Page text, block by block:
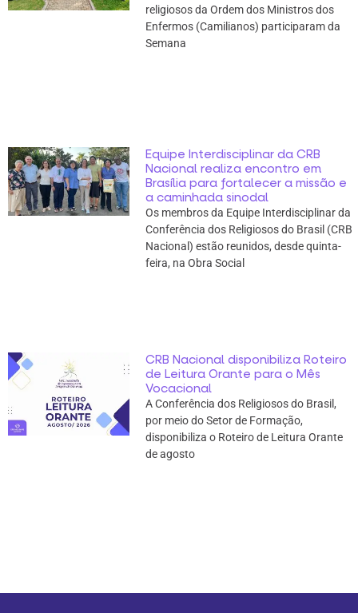
religiosos da Ordem dos Ministros dos
Enfermos (Camilianos) participaram da
Semana
Equipe Interdisciplinar da CRB
Nacional realiza encontro em
Brasília para fortalecer a missão e
a caminhada sinodal
Os membros da Equipe Interdisciplinar da
Conferência dos Religiosos do Brasil (CRB
Nacional) estão reunidos, desde quinta-
feira, na Obra Social
CRB Nacional disponibiliza Roteiro
de Leitura Orante para o Mês
Vocacional
A Conferência dos Religiosos do Brasil,
por meio do Setor de Formação,
disponibiliza o Roteiro de Leitura Orante
de agosto